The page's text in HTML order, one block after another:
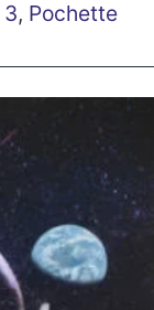
, Pochette